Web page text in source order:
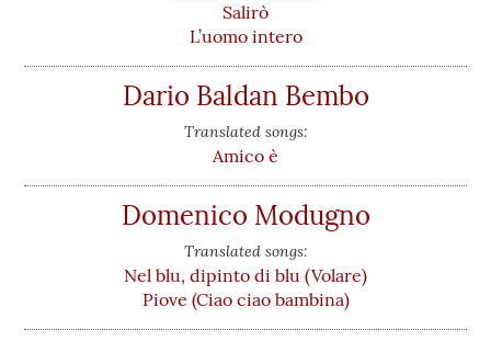
Salirò
L’uomo intero
Dario Baldan Bembo
Translated songs:
Amico è
Domenico Modugno
Translated songs:
Nel blu, dipinto di blu (Volare)
Piove (Ciao ciao bambina)